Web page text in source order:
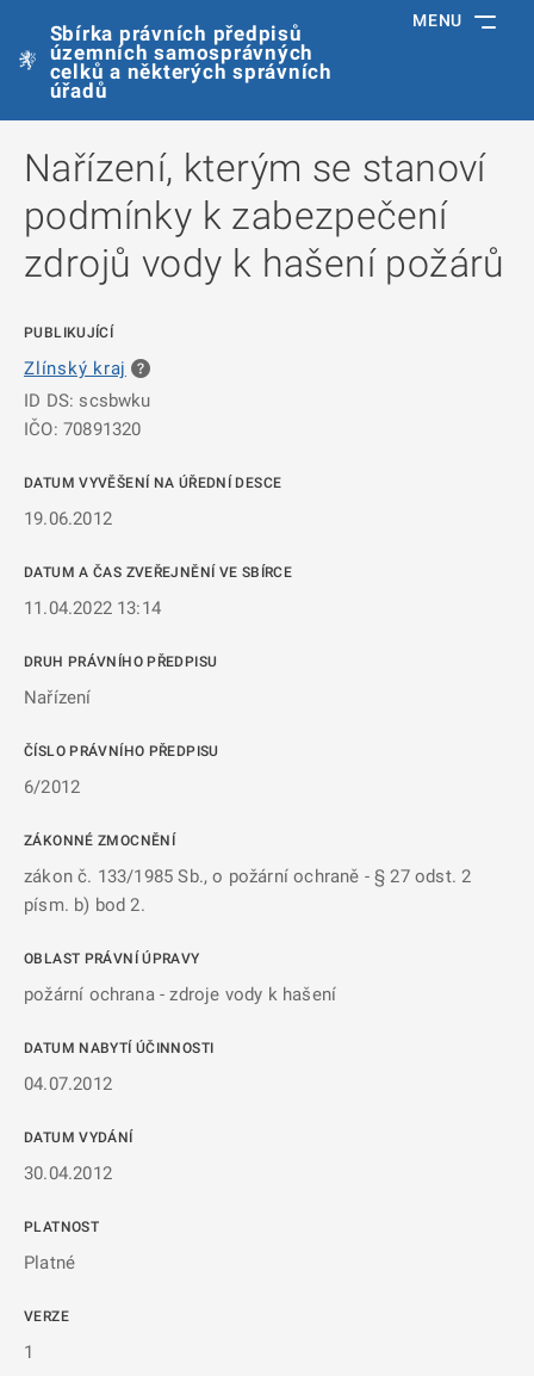
Sbírka právních předpisů
územních samosprávných
celků a některých správních
úřadů
MENU
Nařízení, kterým se stanoví
podmínky k zabezpečení
zdrojů vody k hašení požárů
PUBLIKUJÍCÍ
Zlínský kraj
ID DS: scsbwku
IČO: 70891320
DATUM VYVĚŠENÍ NA ÚŘEDNÍ DESCE
19.06.2012
DATUM A ČAS ZVEŘEJNĚNÍ VE SBÍRCE
11.04.2022 13:14
DRUH PRÁVNÍHO PŘEDPISU
Nařízení
ČÍSLO PRÁVNÍHO PŘEDPISU
6/2012
ZÁKONNÉ ZMOCNĚNÍ
zákon č. 133/1985 Sb., o požární ochraně - § 27 odst. 2
písm. b) bod 2.
OBLAST PRÁVNÍ ÚPRAVY
požární ochrana - zdroje vody k hašení
DATUM NABYTÍ ÚČINNOSTI
04.07.2012
DATUM VYDÁNÍ
30.04.2012
PLATNOST
Platné
VERZE
1